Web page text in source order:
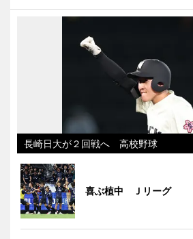
長崎日大が２回戦へ 高校野球
喜ぶ植中 Ｊリーグ